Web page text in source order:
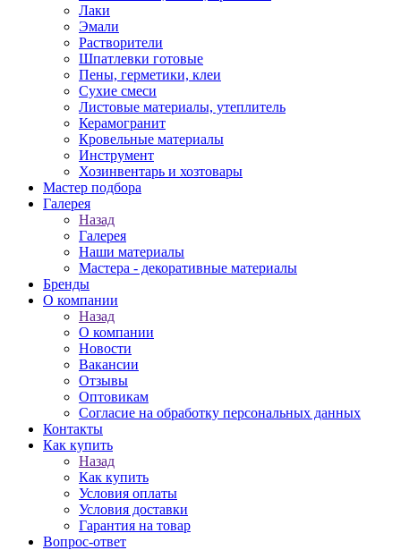
Лаки
Эмали
Растворители
Шпатлевки готовые
Пены, герметики, клеи
Сухие смеси
Листовые материалы, утеплитель
Керамогранит
Кровельные материалы
Инструмент
Хозинвентарь и хозтовары
Мастер подбора
Галерея
Назад
Галерея
Наши материалы
Мастера - декоративные материалы
Бренды
О компании
Назад
О компании
Новости
Вакансии
Отзывы
Оптовикам
Cогласие на обработку персональных данных
Контакты
Как купить
Назад
Как купить
Условия оплаты
Условия доставки
Гарантия на товар
Вопрос-ответ